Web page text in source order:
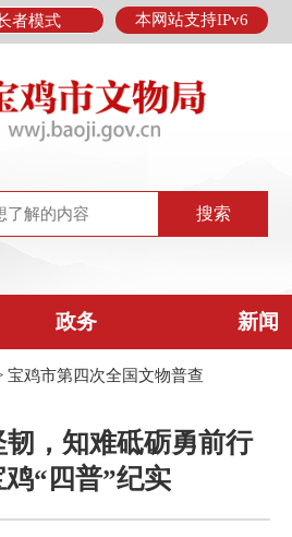
本网站支持IPv6
者模式
政务 新闻
宝鸡市第四次全国文物普查
，知难砥砺勇前行
“四普”纪实